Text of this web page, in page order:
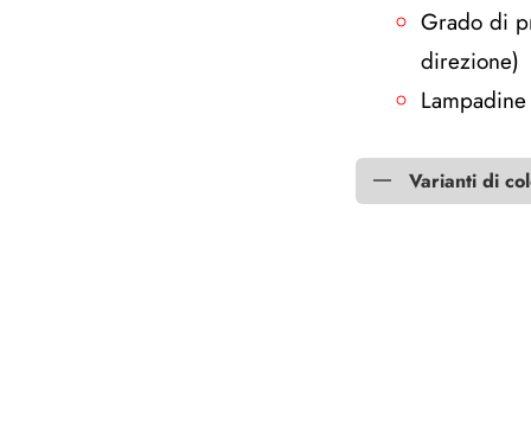
Grado di
direzione)
Varianti di